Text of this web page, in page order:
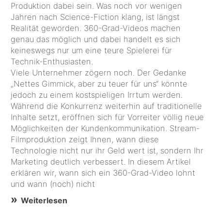
Produktion dabei sein. Was noch vor wenigen
Jahren nach Science-Fiction klang, ist längst
Realität geworden. 360-Grad-Videos machen
genau das möglich und dabei handelt es sich
keineswegs nur um eine teure Spielerei für
Technik-Enthusiasten.
Viele Unternehmer zögern noch. Der Gedanke
„Nettes Gimmick, aber zu teuer für uns“ könnte
jedoch zu einem kostspieligen Irrtum werden.
Während die Konkurrenz weiterhin auf traditionelle
Inhalte setzt, eröffnen sich für Vorreiter völlig neue
Möglichkeiten der Kundenkommunikation. Stream-
Filmproduktion zeigt Ihnen, wann diese
Technologie nicht nur ihr Geld wert ist, sondern Ihr
Marketing deutlich verbessert. In diesem Artikel
erklären wir, wann sich ein 360-Grad-Video lohnt
und wann (noch) nicht
Weiterlesen